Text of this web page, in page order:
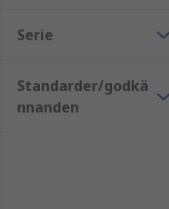
Serie
Standarder/godkä
nnanden